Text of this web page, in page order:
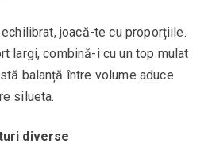
joacă-te cu proporțiile.
largi, combină-i cu un top mulat
balanță între volume aduce
silueta.
diverse